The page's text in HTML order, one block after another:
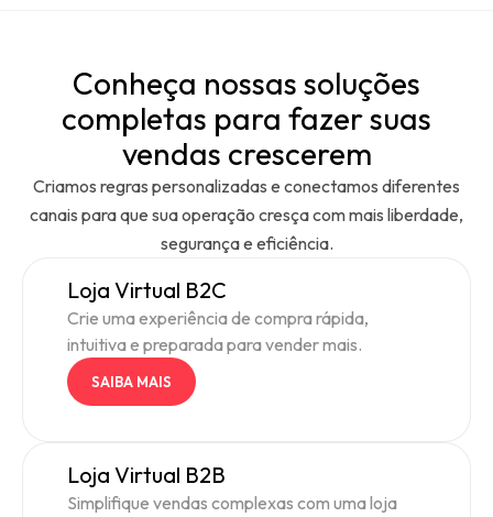
Conheça nossas soluções
completas para fazer suas
vendas crescerem
Criamos regras personalizadas e conectamos diferentes
canais para que sua operação cresça com mais liberdade,
segurança e eficiência.
Loja Virtual B2C
Crie uma experiência de compra rápida,
intuitiva e preparada para vender mais.
SAIBA MAIS
Loja Virtual B2B
Simplifique vendas complexas com uma loja